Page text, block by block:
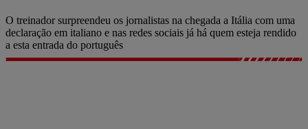
O treinador surpreendeu os jornalistas na chegada a Itália com uma
declaração em italiano e nas redes sociais já há quem esteja rendido
a esta entrada do português